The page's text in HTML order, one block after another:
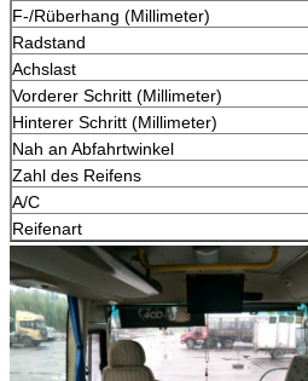
F-/Rüberhang (Millimeter)
Radstand
Achslast
Vorderer Schritt (Millimeter)
Hinterer Schritt (Millimeter)
Nah an Abfahrtwinkel
Zahl des Reifens
A/C
Reifenart